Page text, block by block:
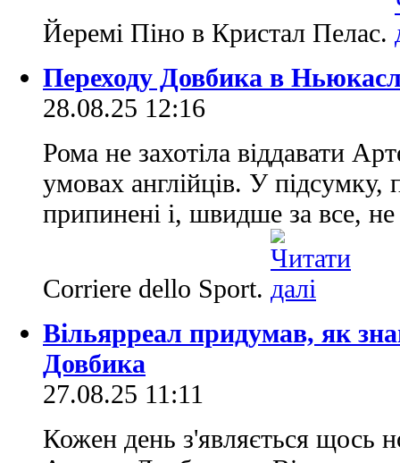
Йеремі Піно в Кристал Пелас.
Переходу Довбика в Ньюкасл
28.08.25 12:16
Рома не захотіла віддавати
умовах англійців. У
припинені і, швидше за все,
Corriere dello Sport.
Вільярреал придумав, як
Довбика
27.08.25 11:11
Кожен день з'являється щось